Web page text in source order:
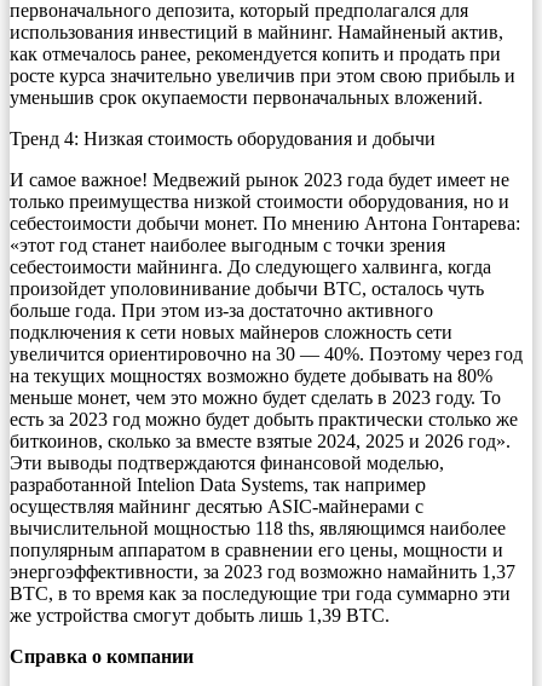
первоначального депозита, который предполагался для
использования инвестиций в майнинг. Намайненый актив,
как отмечалось ранее, рекомендуется копить и продать при
росте курса значительно увеличив при этом свою прибыль и
уменьшив срок окупаемости первоначальных вложений.
Тренд 4: Низкая стоимость оборудования и добычи
И самое важное! Медвежий рынок 2023 года будет имеет не
только преимущества низкой стоимости оборудования, но и
себестоимости добычи монет. По мнению Антона Гонтарева:
«этот год станет наиболее выгодным с точки зрения
себестоимости майнинга. До следующего халвинга, когда
произойдет уполовинивание добычи BTC, осталось чуть
больше года. При этом из-за достаточно активного
подключения к сети новых майнеров сложность сети
увеличится ориентировочно на 30 — 40%. Поэтому через год
на текущих мощностях возможно будете добывать на 80%
меньше монет, чем это можно будет сделать в 2023 году. То
есть за 2023 год можно будет добыть практически столько же
биткоинов, сколько за вместе взятые 2024, 2025 и 2026 год».
Эти выводы подтверждаются финансовой моделью,
разработанной Intelion Data Systems, так например
осуществляя майнинг десятью ASIC-майнерами с
вычислительной мощностью 118 ths, являющимся наиболее
популярным аппаратом в сравнении его цены, мощности и
энергоэффективности, за 2023 год возможно намайнить 1,37
BTC, в то время как за последующие три года суммарно эти
же устройства смогут добыть лишь 1,39 BTC.
Справка о компании